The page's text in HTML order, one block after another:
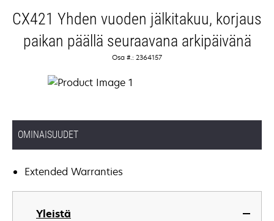
CX421 Yhden vuoden jälkitakuu, korjaus
paikan päällä seuraavana arkipäivänä
Osa #.: 2364157
OMINAISUUDET
Extended Warranties
Yleistä